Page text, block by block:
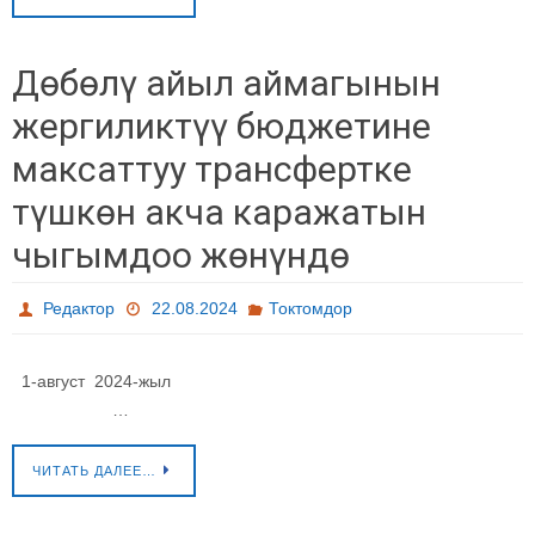
Дөбөлү айыл аймагынын
жергиликтүү бюджетине
максаттуу трансфертке
түшкөн акча каражатын
чыгымдоо жөнүндө
Редактор 22.08.2024 Токтомдор
1-август 2024-жыл
ЧИТАТЬ ДАЛЕЕ…